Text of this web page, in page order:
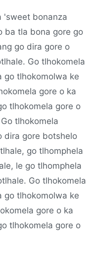
'sweet bonanza
ba tla bona gore go
go dira gore o
Go tlhokomela
go tlhokomolwa ke
gore o ka
tlhokomela gore o
tlhokomela
dira gore botshelo
go tlhomphela
le go tlhomphela
Go tlhokomela
go tlhokomolwa ke
gore o ka
tlhokomela gore o